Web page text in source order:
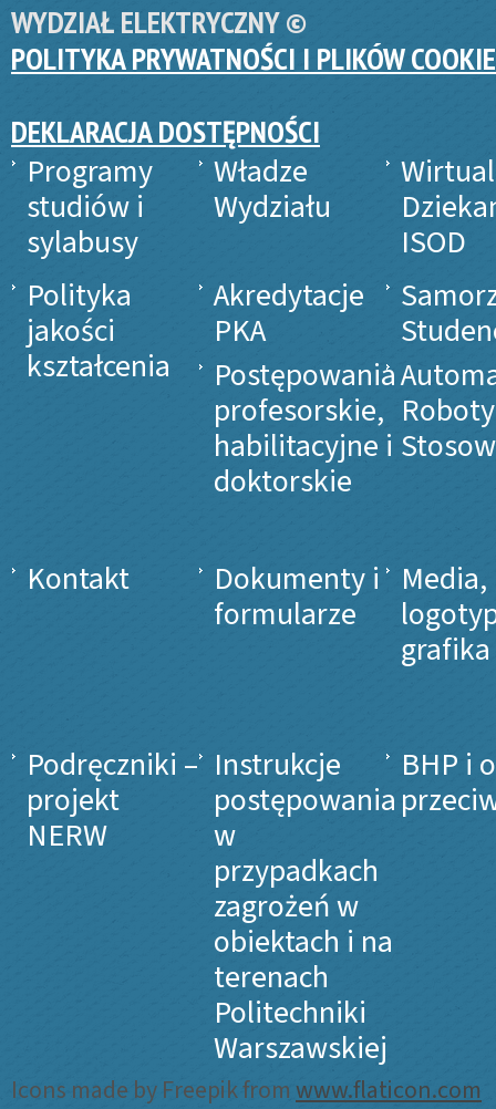
WYDZIAŁ ELEKTRYCZNY ©
POLITYKA PRYWATNOŚCI I PLIKÓW
DEKLARACJA DOSTĘPNOŚCI
Programy
studiów i
sylabusy
Władze
Wydziału
ISOD
Polityka
jakości
kształcenia
Akredytacje
PKA
Postępowania
profesorskie,
habilitacyjne i
doktorskie
Kontakt
Dokumenty i
formularze
Media,
grafika
Podręczniki –
projekt
NERW
Instrukcje
postępowania
w
przypadkach
zagrożeń w
obiektach i na
terenach
Politechniki
Warszawskiej
BHP i
Icons made by Freepik fromwww.flaticon.com